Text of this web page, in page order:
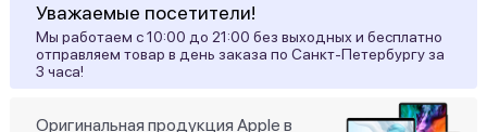
Уважаемые посетители!
Мы работаем с 10:00 до 21:00 без выходных и бесплатно
отправляем товар в день заказа по Санкт-Петербургу за
3 часа!
Оригинальная продукция Apple в
Коричневый
Статус наличия